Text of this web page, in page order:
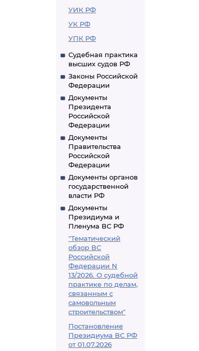
УИК РФ
УК РФ
УПК РФ
Судебная практика
высших судов РФ
Законы Российской
Федерации
Документы
Президента
Российской
Федерации
Документы
Правительства
Российской
Федерации
Документы органов
государственной
власти РФ
Документы
Президиума и
Пленума ВС РФ
"Тематический
обзор ВС
Российской
Федерации N
13/2026. О судебной
практике по делам,
связанным с
самовольным
строительством"
Постановление
Президиума ВС РФ
от 01.07.2026